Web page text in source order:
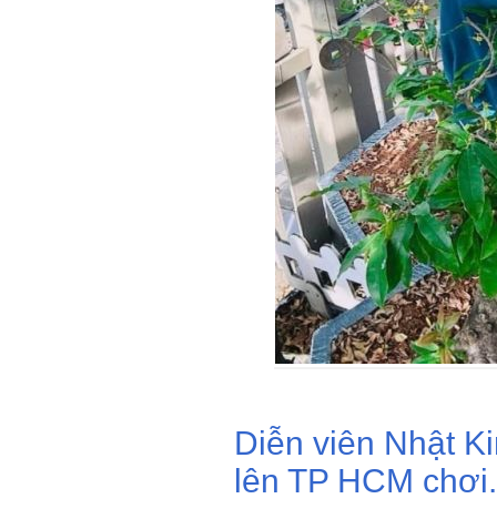
Diễn viên Nhật
lên TP HCM chơi.